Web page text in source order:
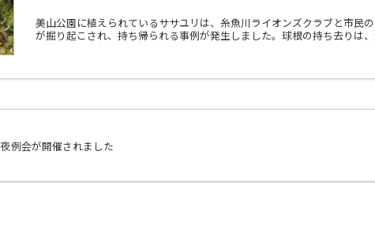
美山公園に植えられているササユリは、糸魚川ライオンズクラブと市民
が掘り起こされ、持ち帰られる事例が発生しました。球根の持ち去りは
夜例会が開催されました